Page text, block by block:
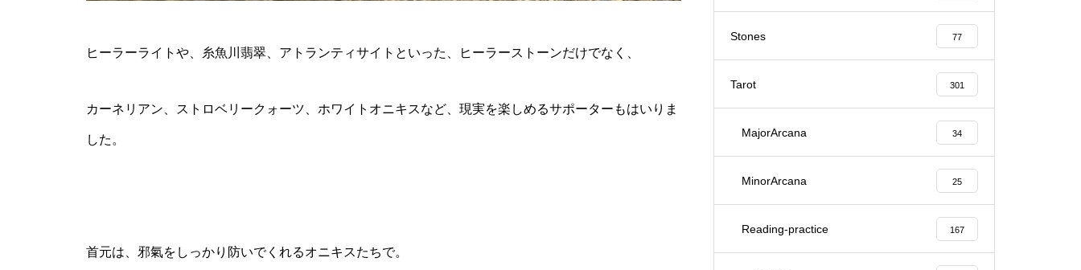
ヒーラーライトや、糸魚川翡翠、アトランティサイトといった、ヒーラーストーンだけでなく、
カーネリアン、ストロベリークォーツ、ホワイトオニキスなど、現実を楽しめるサポーターもはいりま
した。
首元は、邪氣をしっかり防いでくれるオニキスたちで。
Stones 77
Tarot 301
MajorArcana 34
MinorArcana 25
Reading-practice 167